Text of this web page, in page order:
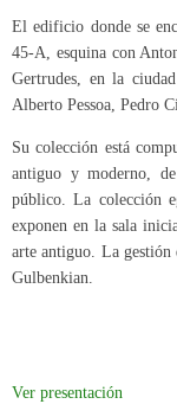
El edificio donde se
45-A, esquina con
Gertrudes, en la
Alberto Pessoa, Pedro
Su colección está
antiguo y moderno,
público. La colección
exponen en la sala
arte antiguo. La gestión
Gulbenkian.
Ver presentación